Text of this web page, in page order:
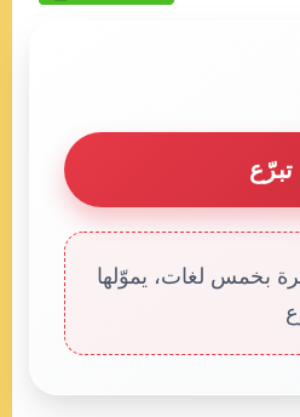
تبرّع
بخمس لغات، يموّلها